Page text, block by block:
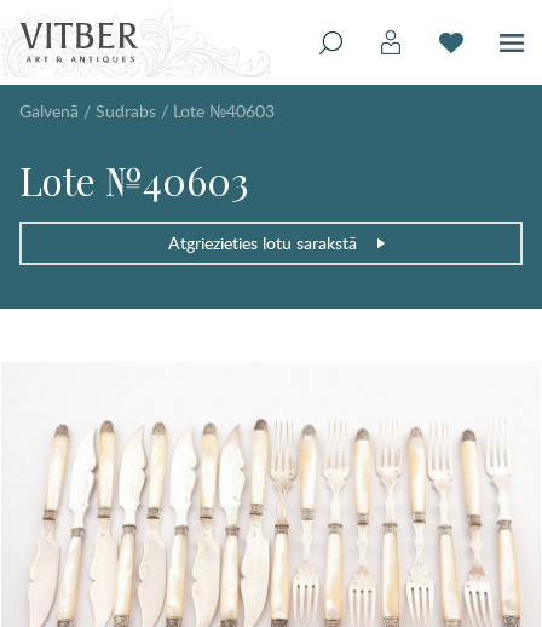
Galvenā / Sudrabs / Lote №40603
Lote №40603
Atgriezieties lotu sarakstā